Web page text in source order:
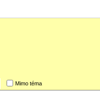
Mimo téma